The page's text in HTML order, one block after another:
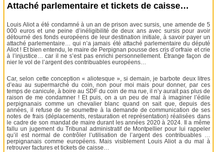
Attaché parlementaire et tickets de caisse…
Louis Aliot a été condamné à un an de prison avec sursis, une amende de 5
000 euros et une peine d’inéligibilité de deux ans avec sursis pour avoir
détourné des fonds européens de leur destination initiale, à savoir payer un
attaché parlementaire… qui n’a jamais été attaché parlementaire du député
Aliot ! Et bien entendu, le maire de Perpignan pousse des cris d’orfraie et crie
à l’injustice… car il ne s’est pas enrichi personnellement. Étrange façon de
nier le vol de l’argent des contribuables européens…
Car, selon cette conception « aliotesque », si demain, je barbote deux litres
d’eau au supermarché du coin, non pour moi mais pour donner, par ces
temps de canicule, à boire au SDF du coin de ma rue, il n’y aurait pas plus de
raison de me condamner ! Et puis, on a un peu de mal à imaginer l’édile
perpignanais comme un chevalier blanc quand on sait que, depuis des
années, il refuse de se soumettre à la demande de communication de ses
notes de frais (déplacements, restauration et représentation) réalisées dans
le cadre de son mandat de maire durant les années 2020 à 2024. Il a même
fallu un jugement du Tribunal administratif de Montpellier pour lui rappeler
qu’il est normal de contrôler l’utilisation de l’argent des contribuables …
perpignanais comme européens. Mais visiblement Louis Aliot a du mal à
retrouver factures et tickets de caisse…